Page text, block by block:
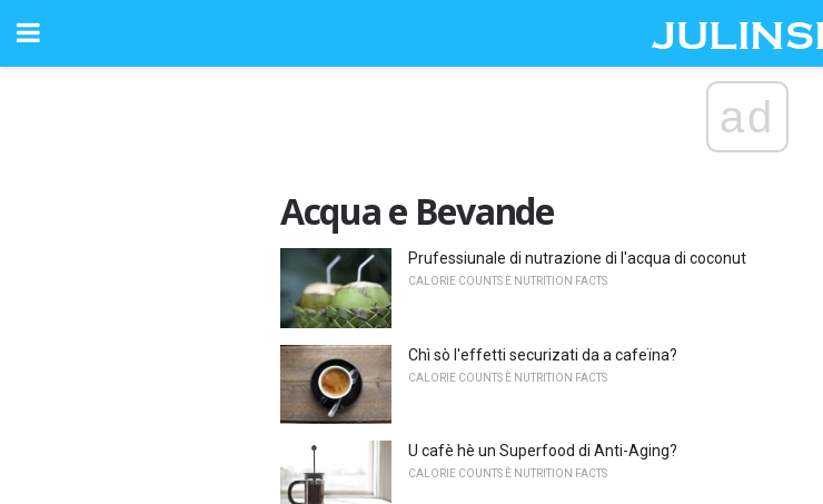
ad
Acqua e Bevande
Prufessiunale di nutrazione di l'acqua di coconut
CALORIE COUNTS È NUTRITION FACTS
Chì sò l'effetti securizati da a cafeïna?
CALORIE COUNTS È NUTRITION FACTS
U cafè hè un Superfood di Anti-Aging?
CALORIE COUNTS È NUTRITION FACTS